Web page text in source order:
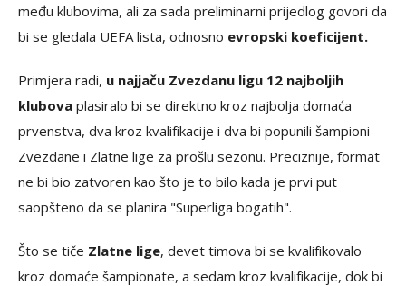
među klubovima, ali za sada preliminarni prijedlog govori da
bi se gledala UEFA lista, odnosno evropski koeficijent.
Primjera radi, u najjaču Zvezdanu ligu 12 najboljih
klubova plasiralo bi se direktno kroz najbolja domaća
prvenstva, dva kroz kvalifikacije i dva bi popunili šampioni
Zvezdane i Zlatne lige za prošlu sezonu. Preciznije, format
ne bi bio zatvoren kao što je to bilo kada je prvi put
saopšteno da se planira "Superliga bogatih".
Što se tiče Zlatne lige, devet timova bi se kvalifikovalo
kroz domaće šampionate, a sedam kroz kvalifikacije, dok bi